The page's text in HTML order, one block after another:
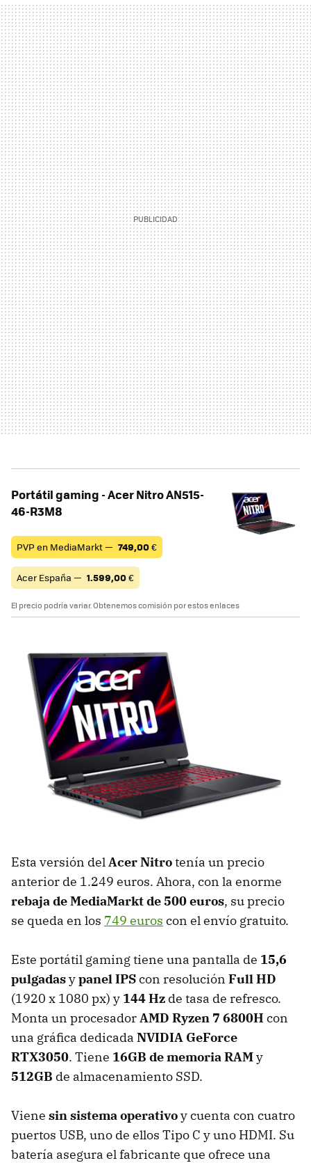
Portátil gaming - Acer Nitro AN515-
46-R3M8
PVP en MediaMarkt — 749,00€
Acer España — 1.599,00€
El precio podría variar. Obtenemos comisión por estos enlaces
Esta versión delAcer Nitrotenía un precio
anterior de 1.249 euros. Ahora, con la enorme
rebaja de MediaMarkt de 500 euros, su precio
se queda en los 749 euros con el envío gratuito.
Este portátil gaming tiene una pantalla de 15,6
pulgadasypanel IPScon resolución Full HD
(1920 x 1080 px) y 144 Hz de tasa de refresco.
Monta un procesadorAMD Ryzen 7 6800H con
una gráfica dedicada NVIDIA GeForce
RTX3050. Tiene 16GB de memoria RAMy
512GB de almacenamiento SSD.
Viene sin sistema operativoy cuenta con cuatro
puertos USB, uno de ellos Tipo C y uno HDMI. Su
batería asegura el fabricante que ofrece una